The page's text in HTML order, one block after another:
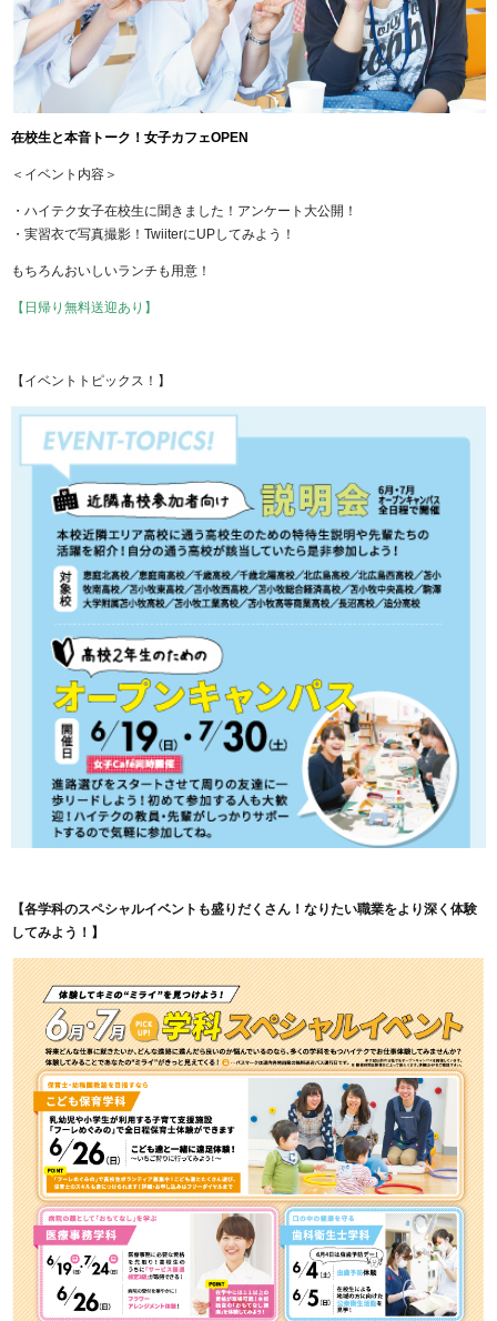
在校生と本音トーク！女子カフェOPEN
＜イベント内容＞
・ハイテク女子在校生に聞きました！アンケート大公開！
・実習衣で写真撮影！TwiiterにUPしてみよう！
もちろんおいしいランチも用意！
【日帰り無料送迎あり】
【イベントトピックス！】
【各学科のスペシャルイベントも盛りだくさん！なりたい職業をより深く体験
してみよう！】